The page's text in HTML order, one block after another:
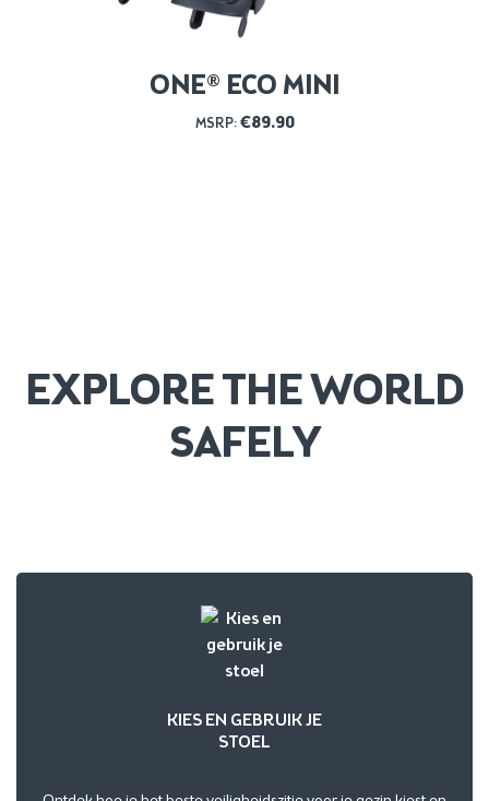
ONE® ECO MINI
MSRP: €89.90
EXPLORE THE WORLD
SAFELY
KIES EN GEBRUIK JE
STOEL